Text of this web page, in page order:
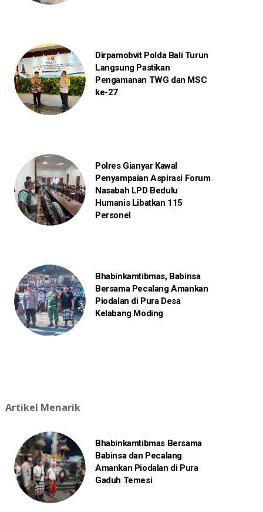
Dirpamobvit Polda Bali Turun
Langsung Pastikan
Pengamanan TWG dan MSC
ke-27
Polres Gianyar Kawal
Penyampaian Aspirasi Forum
Nasabah LPD Bedulu
Humanis Libatkan 115
Personel
Bhabinkamtibmas, Babinsa
Bersama Pecalang Amankan
Piodalan di Pura Desa
Kelabang Moding
Artikel Menarik
Bhabinkamtibmas Bersama
Babinsa dan Pecalang
Amankan Piodalan di Pura
Gaduh Temesi